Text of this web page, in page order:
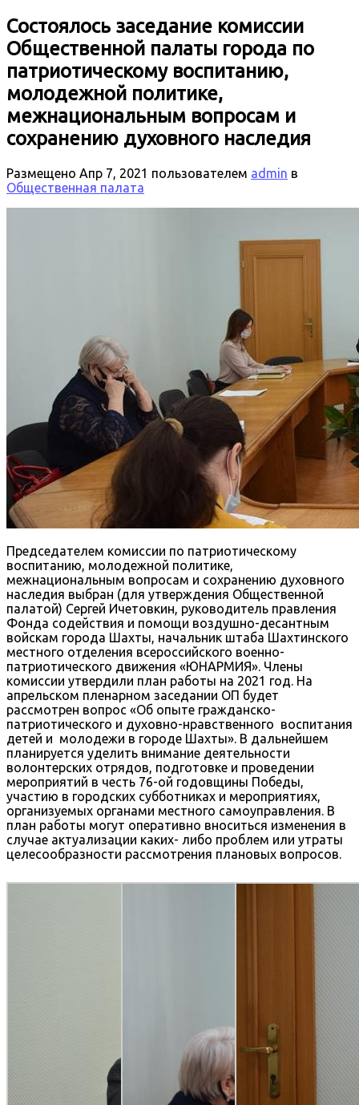
Состоялось заседание комиссии
Общественной палаты города по
патриотическому воспитанию,
молодежной политике,
межнациональным вопросам и
сохранению духовного наследия
Размещено Апр 7, 2021 пользователем admin в
Общественная палата
Председателем комиссии по патриотическому
воспитанию, молодежной политике,
межнациональным вопросам и сохранению духовного
наследия выбран (для утверждения Общественной
палатой) Сергей Ичетовкин, руководитель правления
Фонда содействия и помощи воздушно-десантным
войскам города Шахты, начальник штаба Шахтинского
местного отделения всероссийского военно-
патриотического движения «ЮНАРМИЯ». Члены
комиссии утвердили план работы на 2021 год. На
апрельском пленарном заседании ОП будет
рассмотрен вопрос «Об опыте гражданско-
патриотического и духовно-нравственного воспитания
детей и молодежи в городе Шахты». В дальнейшем
планируется уделить внимание деятельности
волонтерских отрядов, подготовке и проведении
мероприятий в честь 76-ой годовщины Победы,
участию в городских субботниках и мероприятиях,
организуемых органами местного самоуправления. В
план работы могут оперативно вноситься изменения в
случае актуализации каких- либо проблем или утраты
целесообразности рассмотрения плановых вопросов.